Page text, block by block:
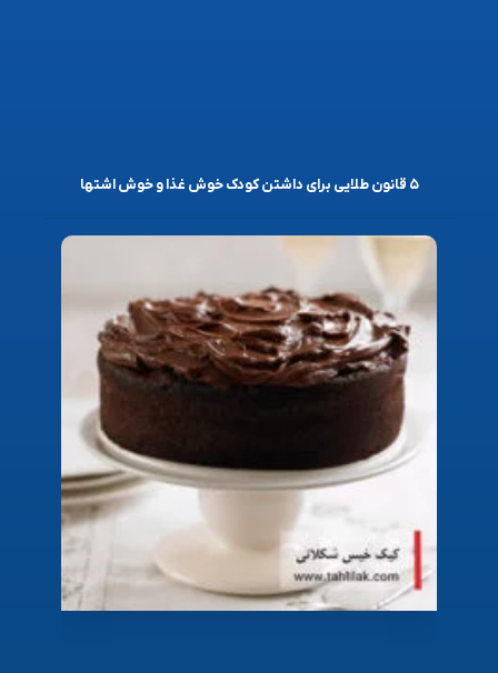
۵ قانون طلایی برای داشتن کودک خوش غذا و خوش اشتها